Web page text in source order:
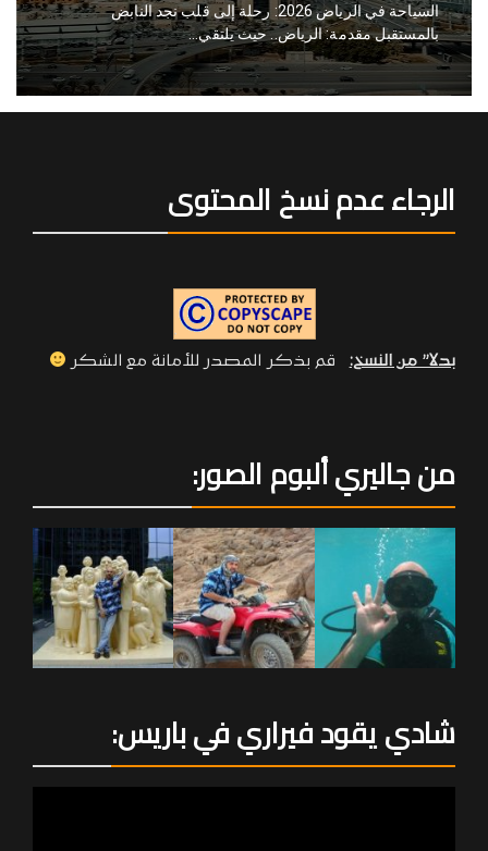
السياحة في الرياض 2026: رحلة إلى قلب نجد النابض
بالمستقبل مقدمة: الرياض.. حيث يلتقي…
الرجاء عدم نسخ المحتوى
بدلا” من النسخ: قم بذكر المصدر للأمانة مع الشكر
من جاليري ألبوم الصور:
شادي يقود فيراري في باريس: